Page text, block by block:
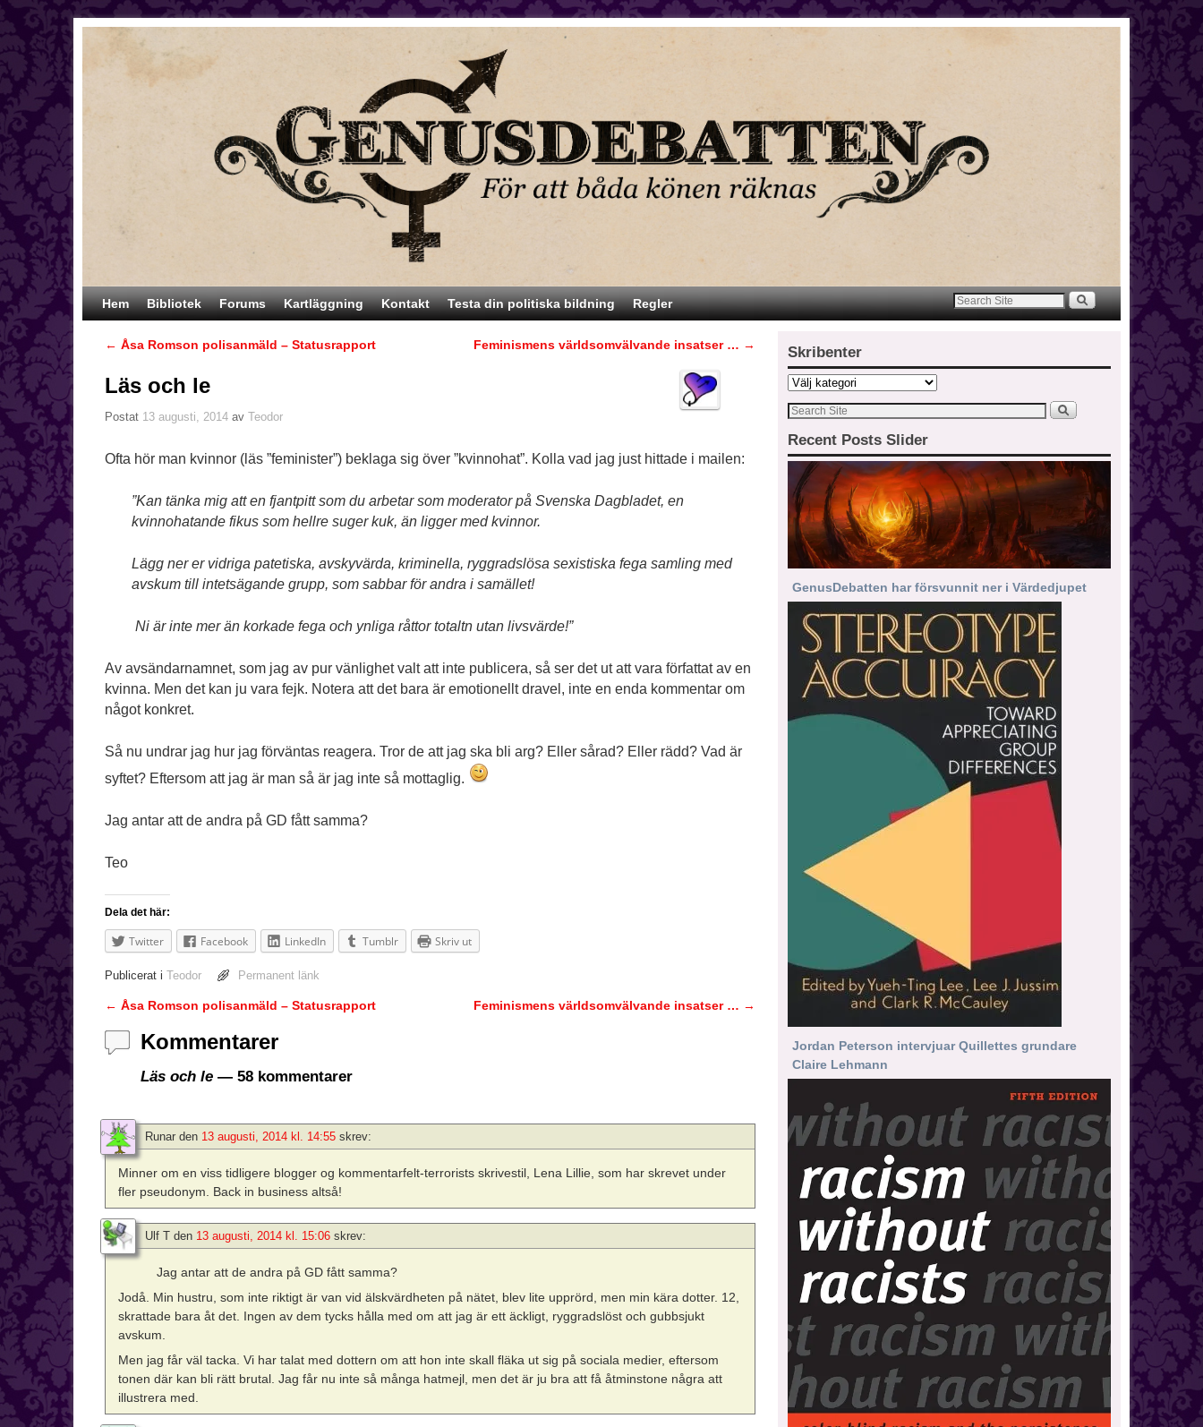
Hoppa till huvudinnehåll
Hoppa till sekundärt innehåll
Hem Bibliotek Forums Kartläggning Kontakt Testa din politiska bildning Regler
Inläggsnavigering
← Åsa Romson polisanmäld – Statusrapport Feminismens världsomvälvande insatser … →
Läs och le
Postat 13 augusti, 2014 av Teodor
Ofta hör man kvinnor (läs ”feminister”) beklaga sig över ”kvinnohat”. Kolla vad jag just hittade i mailen:
”Kan tänka mig att en fjantpitt som du arbetar som moderator på Svenska Dagbladet, en
kvinnohatande fikus som hellre suger kuk, än ligger med kvinnor.
Lägg ner er vidriga patetiska, avskyvärda, kriminella, ryggradslösa sexistiska fega samling med
avskum till intetsägande grupp, som sabbar för andra i samället!
Ni är inte mer än korkade fega och ynliga råttor totaltn utan livsvärde!”
Av avsändarnamnet, som jag av pur vänlighet valt att inte publicera, så ser det ut att vara författat av en
kvinna. Men det kan ju vara fejk. Notera att det bara är emotionellt dravel, inte en enda kommentar om
något konkret.
Så nu undrar jag hur jag förväntas reagera. Tror de att jag ska bli arg? Eller sårad? Eller rädd? Vad är
syftet? Eftersom att jag är man så är jag inte så mottaglig.
Jag antar att de andra på GD fått samma?
Teo
Dela det här:
Twitter Facebook LinkedIn Tumblr Skriv ut
Publicerat i Teodor Permanent länk
Inläggsnavigering
← Åsa Romson polisanmäld – Statusrapport Feminismens världsomvälvande insatser … →
Kommentarer
Läs och le — 58 kommentarer
Runar den 13 augusti, 2014 kl. 14:55 skrev:
Minner om en viss tidligere blogger og kommentarfelt-terrorists skrivestil, Lena Lillie, som har skrevet under
fler pseudonym. Back in business altså!
Ulf T den 13 augusti, 2014 kl. 15:06 skrev:
Jag antar att de andra på GD fått samma?
Jodå. Min hustru, som inte riktigt är van vid älskvärdheten på nätet, blev lite upprörd, men min kära dotter. 12,
skrattade bara åt det. Ingen av dem tycks hålla med om att jag är ett äckligt, ryggradslöst och gubbsjukt
avskum.
Men jag får väl tacka. Vi har talat med dottern om att hon inte skall fläka ut sig på sociala medier, eftersom
tonen där kan bli rätt brutal. Jag får nu inte så många hatmejl, men det är ju bra att få åtminstone några att
illustrera med.
Skribenter
Recent Posts Slider
GenusDebatten har försvunnit ner i Värdedjupet
Jordan Peterson intervjuar Quillettes grundare
Claire Lehmann